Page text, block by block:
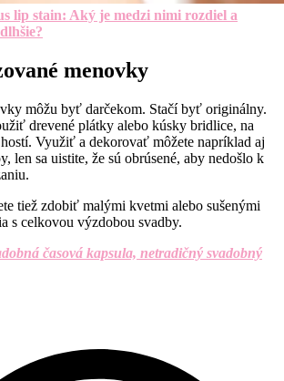
lip stain: Aký je medzi nimi rozdiel a
é menovky
môžu byť darčekom. Stačí byť originálny.
drevené plátky alebo kúsky bridlice, na
hostí. Využiť a dekorovať môžete napríklad aj
len sa uistite, že sú obrúsené, aby nedošlo k
tiež zdobiť malými kvetmi alebo sušenými
s celkovou výzdobou svadby.
časová kapsula, netradičný svadobný